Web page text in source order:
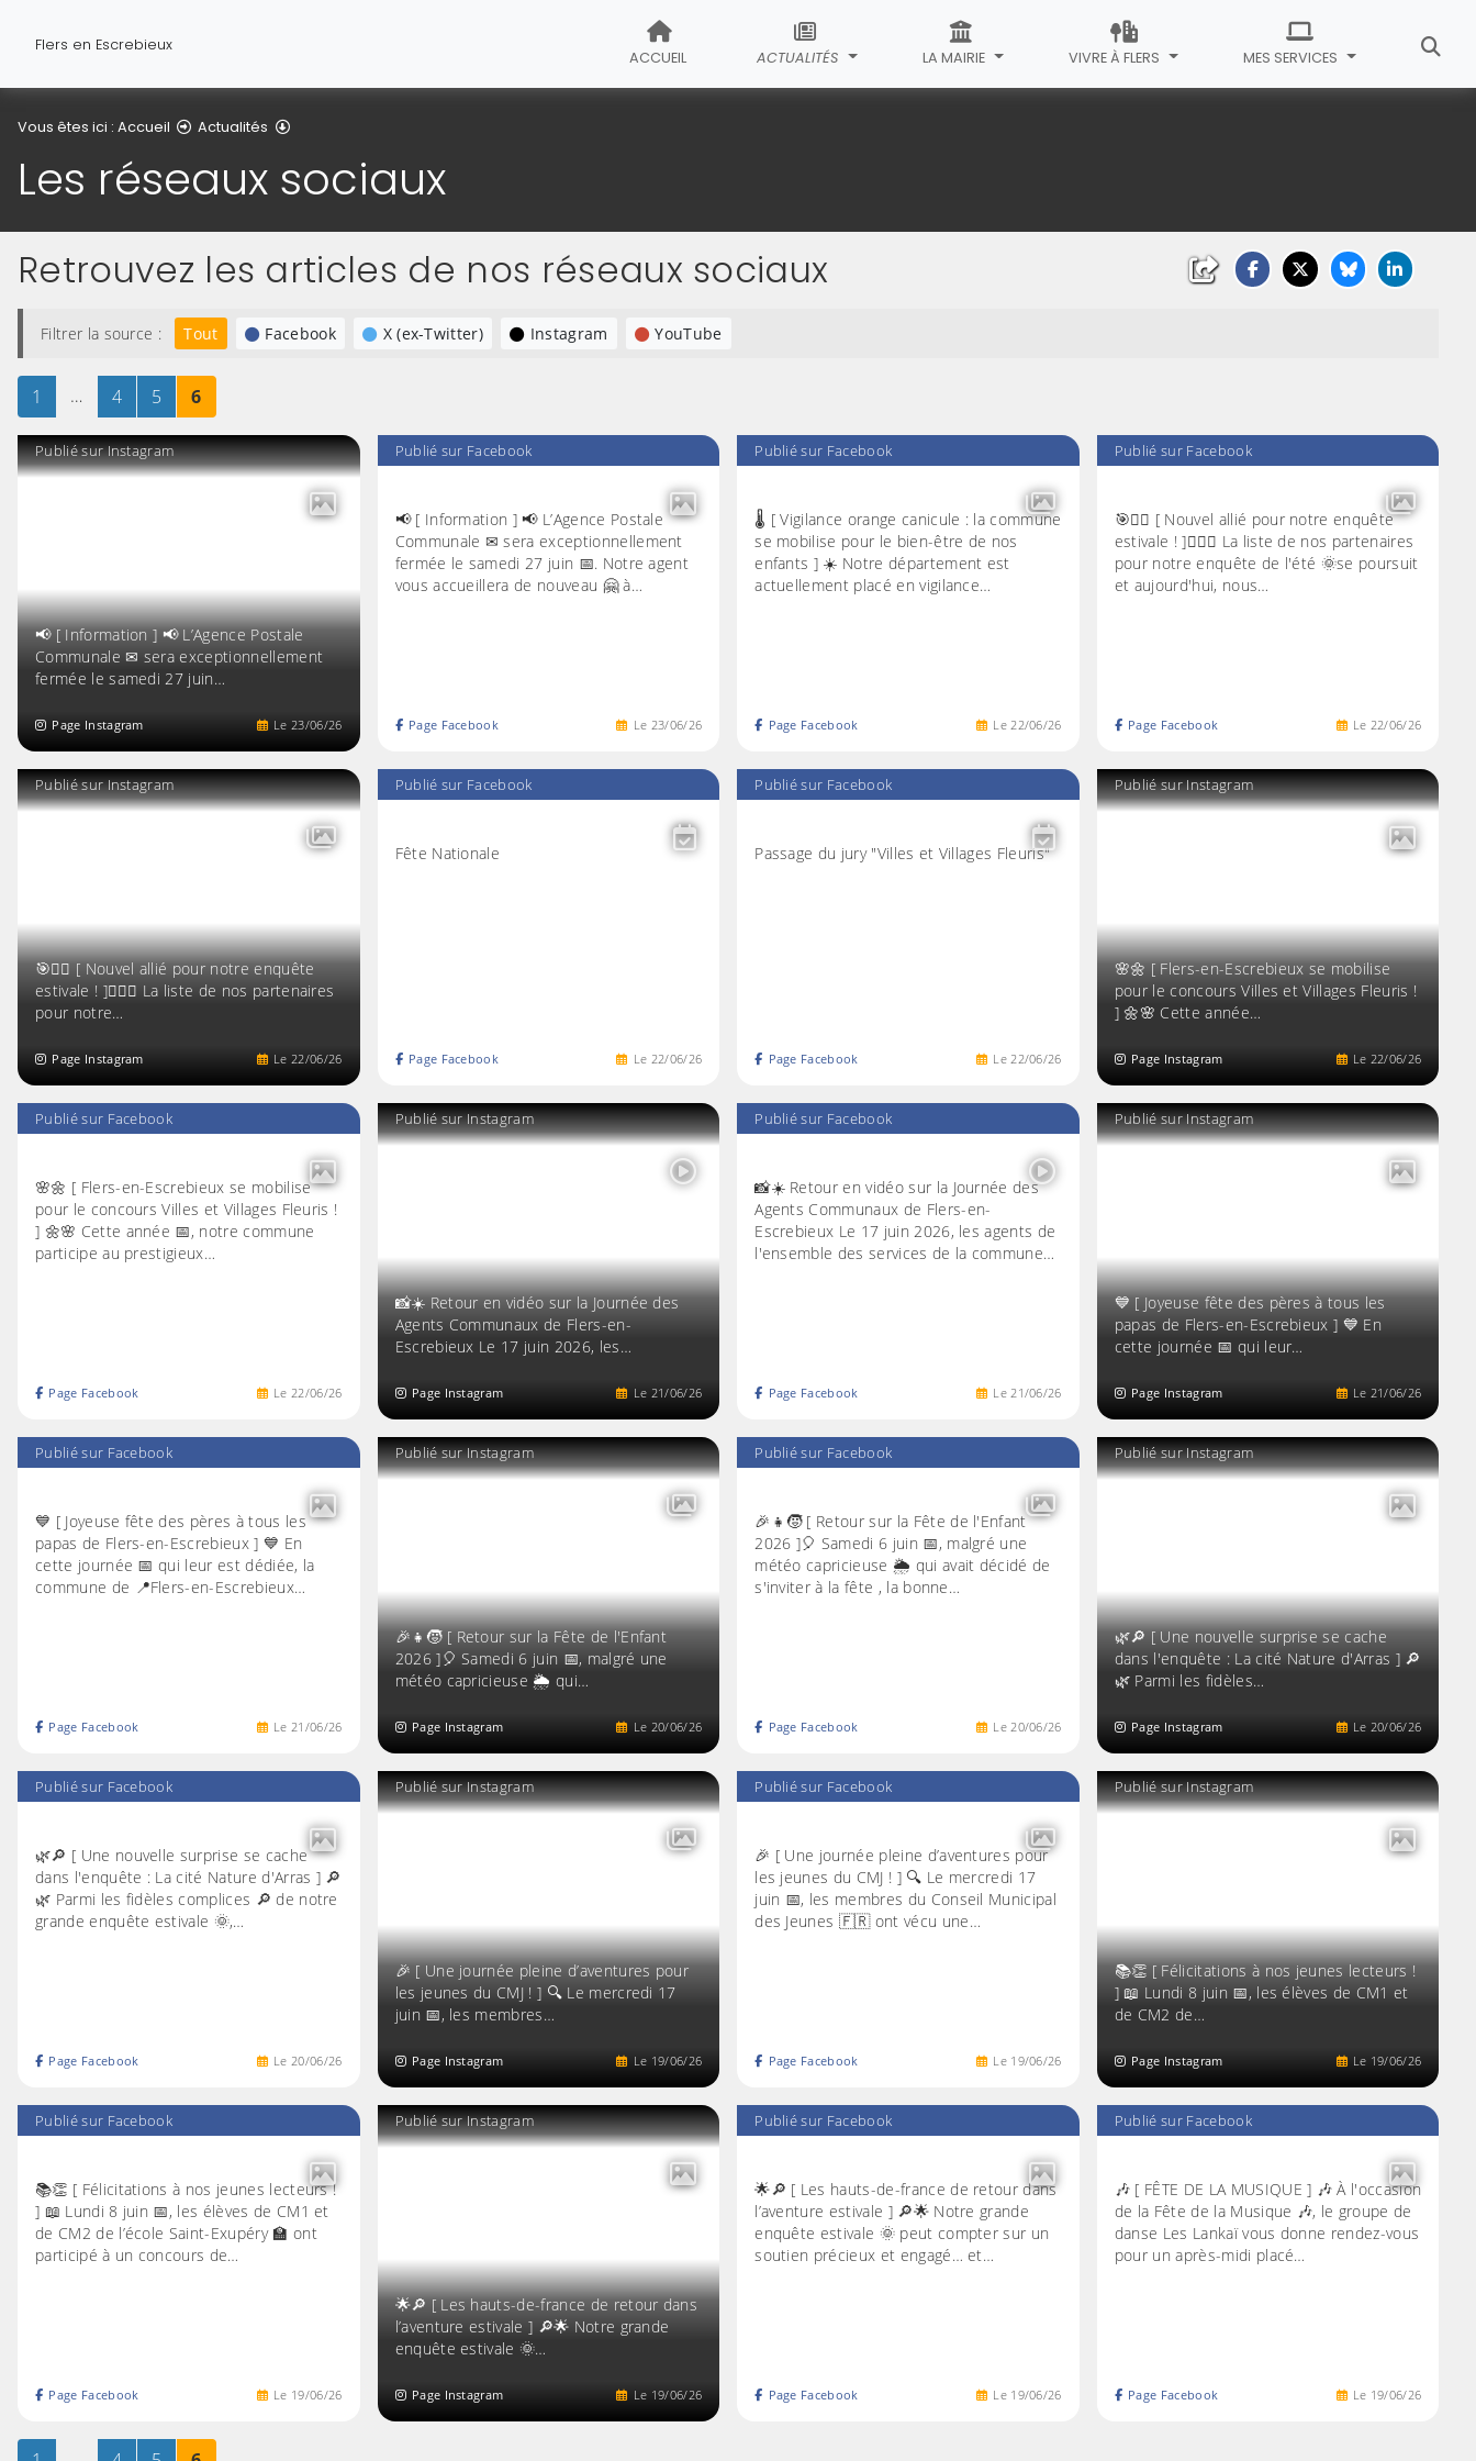
Flers en Escrebieux
ACCUEIL ACTUALITÉS LA MAIRIE VIVRE À FLERS MES SERVICES
Vous êtes ici : Accueil Actualités
Les réseaux sociaux
Retrouvez les articles de nos réseaux sociaux
Filtrer la source : Tout Facebook X (ex-Twitter) Instagram YouTube
Page
1 sur 6
… Page
4sur 6Page
5 sur 6Page
6sur 6
Publié sur Instagram
📢 [ Information ] 📢 L’Agence Postale
Communale ✉ sera exceptionnellement
fermée le samedi 27 juin…
Le23/06/26
Page Instagram
Publié sur Facebook
📢 [ Information ] 📢 L’Agence Postale
Communale ✉ sera exceptionnellement
fermée le samedi 27 juin 📅. Notre agent
vous accueillera de nouveau 🤗 à…
Le 23/06/26
Page Facebook
Publié sur Facebook
🌡️ [ Vigilance orange canicule : la commune
se mobilise pour le bien-être de nos
enfants ] ☀️ Notre département est
actuellement placé en vigilance…
Le22/06/26
Page Facebook
Publié sur Facebook
🎯🕵️‍♀️ [ Nouvel allié pour notre enquête
estivale ! ]🕵️‍♂️🎯 La liste de nos partenaires
pour notre enquête de l'été 🌞se poursuit
et aujourd'hui, nous…
Le 22/06/26
Page Facebook
Publié sur Instagram
🎯🕵️‍♀️ [ Nouvel allié pour notre enquête
estivale ! ]🕵️‍♂️🎯 La liste de nos partenaires
pour notre…
Le22/06/26
Page Instagram
Publié sur Facebook
Fête Nationale
Le 22/06/26
Page Facebook
Publié sur Facebook
Passage du jury "Villes et Villages Fleuris"
Le22/06/26
Page Facebook
Publié sur Instagram
🌸🌼 [ Flers-en-Escrebieux se mobilise
pour le concours Villes et Villages Fleuris !
] 🌼🌸 Cette année…
Le 22/06/26
Page Instagram
Publié sur Facebook
🌸🌼 [ Flers-en-Escrebieux se mobilise
pour le concours Villes et Villages Fleuris !
] 🌼🌸 Cette année 📅, notre commune
participe au prestigieux…
Le22/06/26
Page Facebook
Publié sur Instagram
📸☀️ Retour en vidéo sur la Journée des
Agents Communaux de Flers-en-
Escrebieux Le 17 juin 2026, les…
Le 21/06/26
Page Instagram
Publié sur Facebook
📸☀️ Retour en vidéo sur la Journée des
Agents Communaux de Flers-en-
Escrebieux Le 17 juin 2026, les agents de
l'ensemble des services de la commune…
Le21/06/26
Page Facebook
Publié sur Instagram
💙 [ Joyeuse fête des pères à tous les
papas de Flers-en-Escrebieux ] 💙 En
cette journée 📅 qui leur…
Le 21/06/26
Page Instagram
Publié sur Facebook
💙 [ Joyeuse fête des pères à tous les
papas de Flers-en-Escrebieux ] 💙 En
cette journée 📅 qui leur est dédiée, la
commune de 📍Flers-en-Escrebieux…
Le21 /06/26
Page Facebook
Publié sur Instagram
🎉👧🧒 [ Retour sur la Fête de l'Enfant
2026 ]🎈 Samedi 6 juin 📅, malgré une
météo capricieuse 🌦 qui…
Le 20/06/26
Page Instagram
Publié sur Facebook
🎉👧🧒 [ Retour sur la Fête de l'Enfant
2026 ]🎈 Samedi 6 juin 📅, malgré une
météo capricieuse 🌦 qui avait décidé de
s'inviter à la fête , la bonne…
Le20/06/26
Page Facebook
Publié sur Instagram
🌿🔎 [ Une nouvelle surprise se cache
dans l'enquête : La cité Nature d'Arras ] 🔎
🌿 Parmi les fidèles…
Le 20/06/26
Page Instagram
Publié sur Facebook
🌿🔎 [ Une nouvelle surprise se cache
dans l'enquête : La cité Nature d'Arras ] 🔎
🌿 Parmi les fidèles complices 🔎 de notre
grande enquête estivale 🌞,…
Le20/06/26
Page Facebook
Publié sur Instagram
🎉 [ Une journée pleine d’aventures pour
les jeunes du CMJ ! ] 🔍 Le mercredi 17
juin 📅, les membres…
Le 19/06/26
Page Instagram
Publié sur Facebook
🎉 [ Une journée pleine d’aventures pour
les jeunes du CMJ ! ] 🔍 Le mercredi 17
juin 📅, les membres du Conseil Municipal
des Jeunes 🇫🇷 ont vécu une…
Le 19/06/26
Page Facebook
Publié sur Instagram
📚👏 [ Félicitations à nos jeunes lecteurs !
] 📖 Lundi 8 juin 📅, les élèves de CM1 et
de CM2 de…
Le 19/06/26
Page Instagram
Publié sur Facebook
📚👏 [ Félicitations à nos jeunes lecteurs !
] 📖 Lundi 8 juin 📅, les élèves de CM1 et
de CM2 de l’école Saint-Exupéry 🏫 ont
participé à un concours de…
Le 19/06/26
Page Facebook
Publié sur Instagram
🌟🔎 [ Les hauts-de-france de retour dans
l’aventure estivale ] 🔎🌟 Notre grande
enquête estivale 🌞…
Le 19/06/26
Page Instagram
Publié sur Facebook
🌟🔎 [ Les hauts-de-france de retour dans
l’aventure estivale ] 🔎🌟 Notre grande
enquête estivale 🌞 peut compter sur un
soutien précieux et engagé… et…
Le 19/06/26
Page Facebook
Publié sur Facebook
🎶 [ FÊTE DE LA MUSIQUE ] 🎶 À l'occasion
de la Fête de la Musique 🎶, le groupe de
danse Les Lankaï vous donne rendez-vous
pour un après-midi placé…
Le 19/06/26
Page Facebook